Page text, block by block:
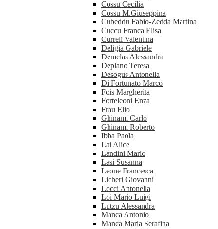
Cossu Cecilia
Cossu M.Giuseppina
Cubeddu Fabio-Zedda Martina
Cuccu Franca Elisa
Curreli Valentina
Deligia Gabriele
Demelas Alessandra
Deplano Teresa
Desogus Antonella
Di Fortunato Marco
Fois Margherita
Forteleoni Enza
Frau Elio
Ghinami Carlo
Ghinami Roberto
Ibba Paola
Lai Alice
Landini Mario
Lasi Susanna
Leone Francesca
Licheri Giovanni
Locci Antonella
Loi Mario Luigi
Lutzu Alessandra
Manca Antonio
Manca Maria Serafina